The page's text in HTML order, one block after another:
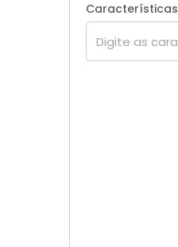
Características